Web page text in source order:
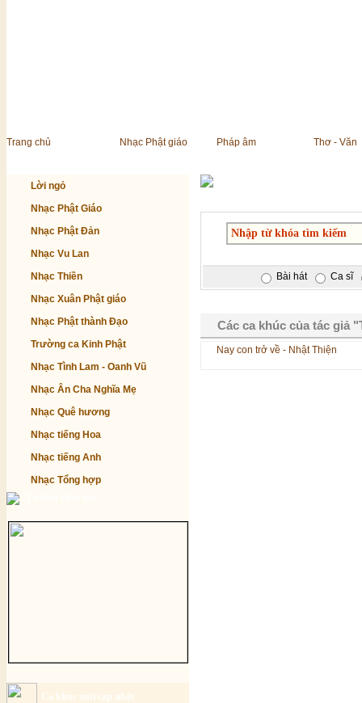
Trang chủ Nhạc Phật giáo Pháp âm Thơ - Văn
Lời ngỏ
Nhạc Phật Giáo
Nhạc Phật Đản
Nhạc Vu Lan
Nhạc Thiền
Nhạc Xuân Phật giáo
Nhạc Phật thành Đạo
Trường ca Kinh Phật
Nhạc Tình Lam - Oanh Vũ
Nhạc Ân Cha Nghĩa Mẹ
Nhạc Quê hương
Nhạc tiếng Hoa
Nhạc tiếng Anh
Nhạc Tổng hợp
Ca khúc mới cập nhật
Bài hát Ca sĩ
Các ca khúc của tác giả
Nay con trở về - Nhật Thiện